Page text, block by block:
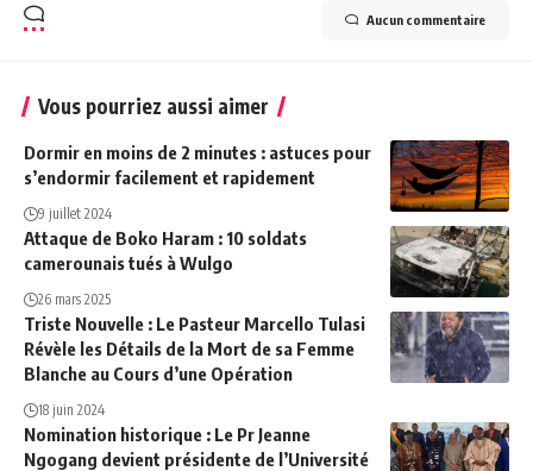
Aucun commentaire
Vous pourriez aussi aimer
Dormir en moins de 2 minutes : astuces pour
s’endormir facilement et rapidement
9 juillet 2024
Attaque de Boko Haram : 10 soldats
camerounais tués à Wulgo
26 mars 2025
Triste Nouvelle : Le Pasteur Marcello Tulasi
Révèle les Détails de la Mort de sa Femme
Blanche au Cours d’une Opération
18 juin 2024
Nomination historique : Le Pr Jeanne
Ngogang devient présidente de l’Université